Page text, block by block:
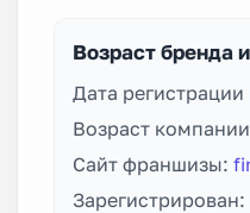
Возраст бренда
Дата
Возраст
Сайт франшизы:
Зарегистрирован: